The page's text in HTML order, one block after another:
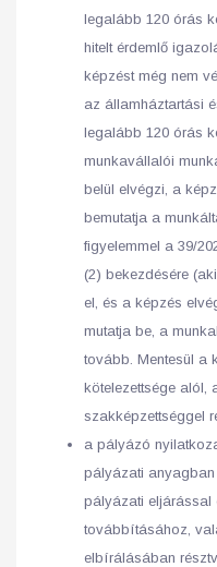
legalább 120 órás
hitelt érdemlő
képzést még nem
az államháztartási
legalább 120 órás
munkavállalói
belül elvégzi, a
bemutatja a
figyelemmel a 39/
(2) bekezdésére
el, és a képzés
mutatja be, a
tovább. Mentesül a
kötelezettsége
szakképzettséggel
a pályázó
pályázati
pályázati eljárással
továbbításához,
elbírálásában